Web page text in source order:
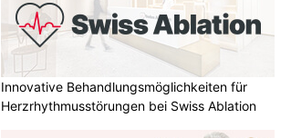
Innovative Behandlungsmöglichkeiten für
Herzrhythmusstörungen bei Swiss Ablation